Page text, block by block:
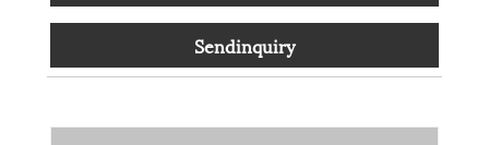
Sendinquiry